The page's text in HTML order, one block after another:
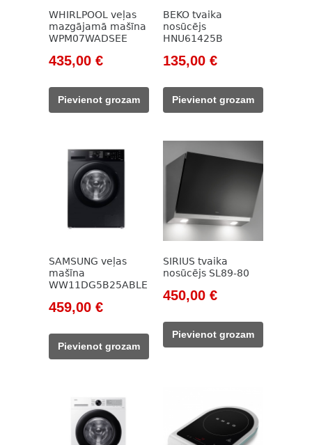
WHIRLPOOL veļas
mazgājamā mašīna
WPM07WADSEE
Original
was:
554,00 €.
435,00 €Current
435,00 €.
Pievienot grozam
BEKO tvaika
nosūcējs
HNU61425B
Original
was:
785,00 €.
135,00 €Current
135,00 €.
Pievienot grozam
SAMSUNG veļas
mašīna
WW11DG5B25ABLE
Original
was:
694,00 €.
459,00 €Current
459,00 €.
Pievienot grozam
SIRIUS tvaika
nosūcējs SL89-80
Original
was:
663,00 €.
450,00 €Current
450,00 €.
Pievienot grozam